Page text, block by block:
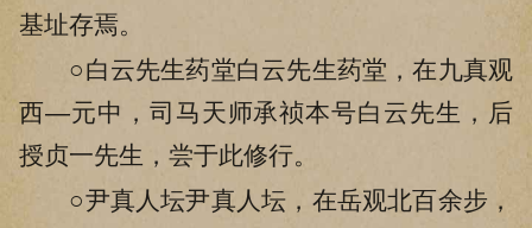
基址存焉。
○白云先生药堂白云先生药堂，在九真观
西—元中，司马天师承祯本号白云先生，后
授贞一先生，尝于此修行。
○尹真人坛尹真人坛，在岳观北百余步，